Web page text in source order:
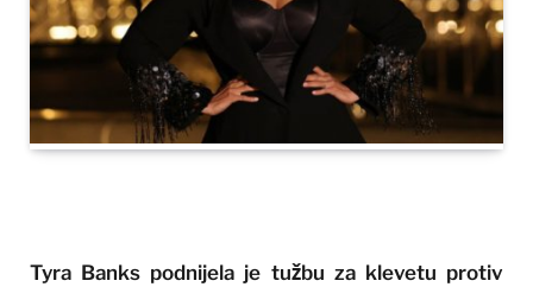
Tyra Banks podnijela je tužbu za klevetu protiv